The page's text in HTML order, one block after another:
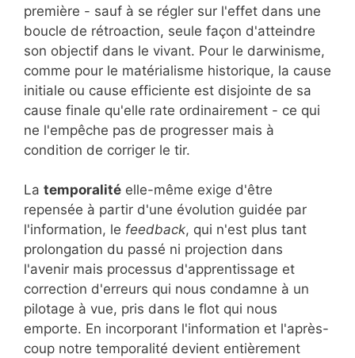
première - sauf à se régler sur l'effet dans une
boucle de rétroaction, seule façon d'atteindre
son objectif dans le vivant. Pour le darwinisme,
comme pour le matérialisme historique, la cause
initiale ou cause efficiente est disjointe de sa
cause finale qu'elle rate ordinairement - ce qui
ne l'empêche pas de progresser mais à
condition de corriger le tir.
La temporalité elle-même exige d'être
repensée à partir d'une évolution guidée par
l'information, le feedback, qui n'est plus tant
prolongation du passé ni projection dans
l'avenir mais processus d'apprentissage et
correction d'erreurs qui nous condamne à un
pilotage à vue, pris dans le flot qui nous
emporte. En incorporant l'information et l'après-
coup notre temporalité devient entièrement